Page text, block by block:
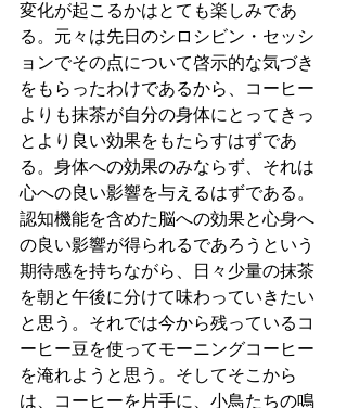
変化が起こるかはとても楽しみであ
る。元々は先日のシロシビン・セッシ
ョンでその点について啓示的な気づき
をもらったわけであるから、コーヒー
よりも抹茶が自分の身体にとってきっ
とより良い効果をもたらすはずであ
る。身体への効果のみならず、それは
心への良い影響を与えるはずである。
認知機能を含めた脳への効果と心身へ
の良い影響が得られるであろうという
期待感を持ちながら、日々少量の抹茶
を朝と午後に分けて味わっていきたい
と思う。それでは今から残っているコ
ーヒー豆を使ってモーニングコーヒー
を淹れようと思う。そしてそこから
は、コーヒーを片手に、小鳥たちの鳴